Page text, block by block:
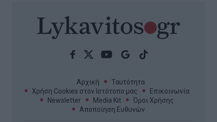
Αρχική
Ταυτότητα
Χρήση Cookies στον Ιστότοπο μας
Επικοινωνία
Newsletter
Media Kit
Όροι Χρήσης
Αποποίηση Ευθυνών